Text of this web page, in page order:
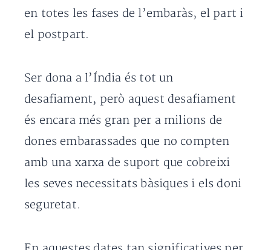
en totes les fases de l’embaràs, el part i
el postpart.
Ser dona a l’Índia és tot un
desafiament, però aquest desafiament
és encara més gran per a milions de
dones embarassades que no compten
amb una xarxa de suport que cobreixi
les seves necessitats bàsiques i els doni
seguretat.